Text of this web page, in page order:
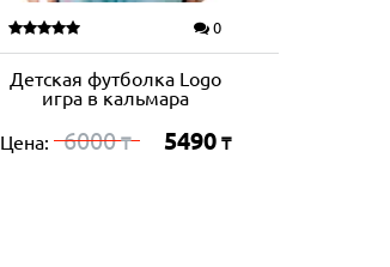
0
Детская футболка Logo
игра в кальмара
Цена: 6000₸ 5490 ₸